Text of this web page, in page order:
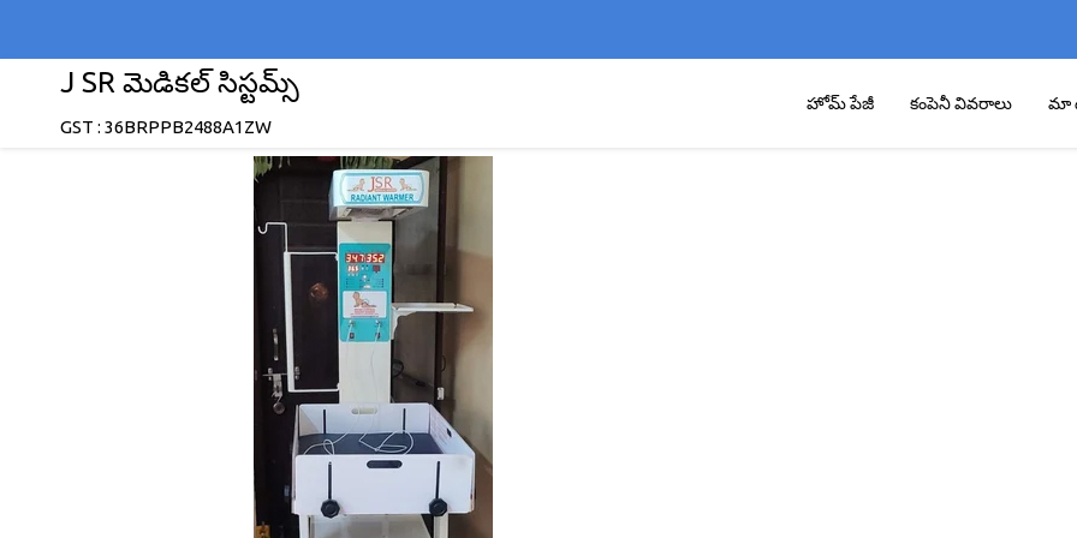
J SR మెడికల్ సిస్టమ్స్
GST : 36BRPPB2488A1ZW
హోమ్ పేజీ కంపెనీ వివరాలు మా